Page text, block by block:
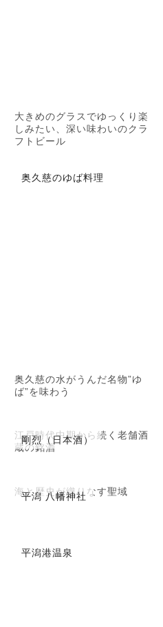
大きめのグラスでゆっくり楽
しみたい、深い味わいのクラ
フトビール
奥久慈のゆば料理
奥久慈の水がうんだ名物”ゆ
ば”を味わう
剛烈（日本酒）
江戸時代中期から続く老舗酒
蔵の銘酒
平潟 八幡神社
海と歴史が織りなす聖域
平潟港温泉